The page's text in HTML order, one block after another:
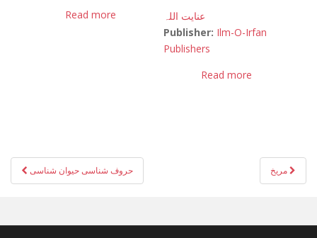
Read more
عنایت اللہ
Publisher: Ilm-O-Irfan
Publishers
Read more
Post
navigation
حروف شناسی حیوان شناسی